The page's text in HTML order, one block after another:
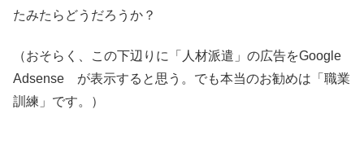
たみたらどうだろうか？
（おそらく、この下辺りに「人材派遣」の広告をGoogle
Adsense が表示すると思う。でも本当のお勧めは「職業
訓練」です。）